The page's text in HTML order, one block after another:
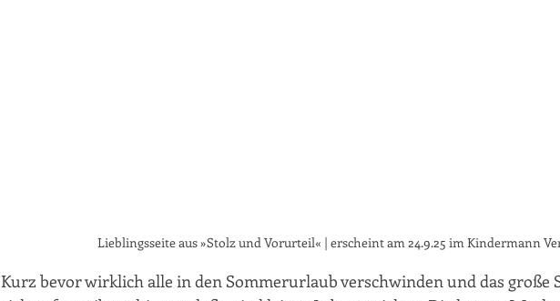
Lieblingsseite aus »Stolz und Vorurteil« | erscheint am 24.9.25 im Kindermann
Kurz bevor wirklich alle in den Sommerurlaub verschwinden und das große